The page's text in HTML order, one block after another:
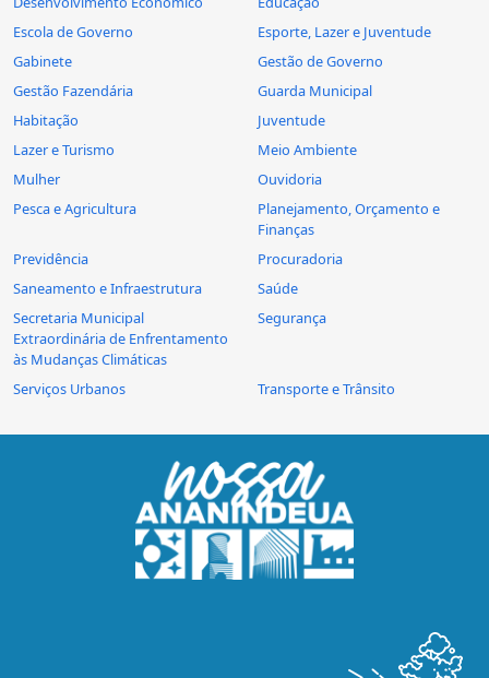
Escola de Governo
Esporte, Lazer e Juventude
Gabinete
Gestão de Governo
Gestão Fazendária
Guarda Municipal
Habitação
Juventude
Lazer e Turismo
Meio Ambiente
Mulher
Ouvidoria
Pesca e Agricultura
Planejamento, Orçamento e
Finanças
Previdência
Procuradoria
Saneamento e Infraestrutura
Saúde
Secretaria Municipal
Extraordinária de Enfrentamento
às Mudanças Climáticas
Segurança
Serviços Urbanos Transporte e Trânsito